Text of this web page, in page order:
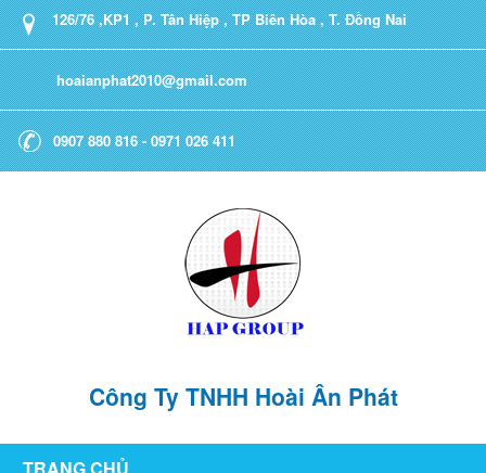
126/76 ,KP1 , P. Tân Hiệp , TP Biên Hòa , T. Đồng Nai
hoaianphat2010@gmail.com
0907 880 816 - 0971 026 411
Công Ty TNHH Hoài Ân Phát